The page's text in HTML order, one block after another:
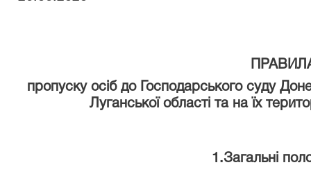
пропуску осіб до Господарського суду
Луганської області та на їх
1.Загальні